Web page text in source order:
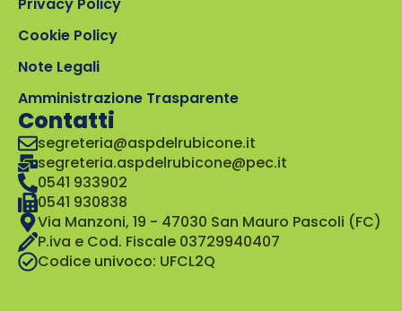
Privacy Policy
Cookie Policy
Note Legali
Amministrazione Trasparente
Contatti
segreteria@aspdelrubicone.it
segreteria.aspdelrubicone@pec.it
0541 933902
0541 930838
Via Manzoni, 19 - 47030 San Mauro Pascoli (FC)
P.iva e Cod. Fiscale 03729940407
Codice univoco: UFCL2Q